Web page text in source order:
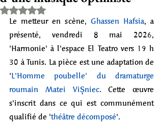
Rated NaN out of 5 stars.
Le metteur en scène, Ghassen Hafsia, a
présenté, vendredi 8 mai 2026,
'Harmonie' à l'espace El Teatro vers 19 h
30 à Tunis. La pièce est une adaptation de
'L'Homme poubelle' du dramaturge
roumain Matei Vișniec. Cette œuvre
s'inscrit dans ce qui est communément
qualifié de 'théâtre décomposé'.